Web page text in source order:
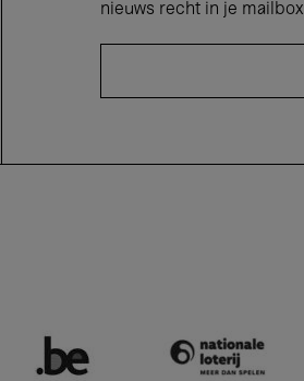
nieuws recht in je mailbox